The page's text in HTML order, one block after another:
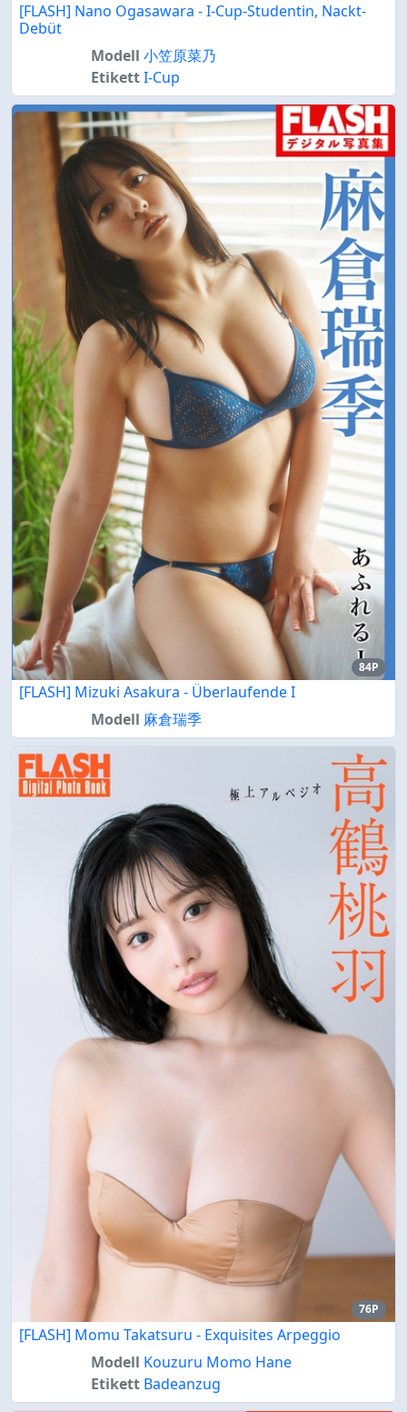
[FLASH] Nano Ogasawara - I-Cup-Studentin, Nackt-
Debüt
Modell 小笠原菜乃
EtikettI-Cup
84P
[FLASH] Mizuki Asakura - Überlaufende I
Modell 麻倉瑞季
76P
[FLASH] Momu Takatsuru - Exquisites Arpeggio
Modell Kouzuru Momo Hane
Etikett Badeanzug